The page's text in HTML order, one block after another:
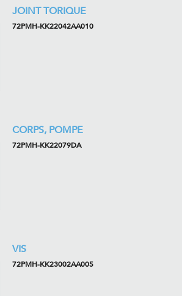
JOINT TORIQUE
72PMH-KK22042AA010
CORPS, POMPE
72PMH-KK22079DA
VIS
72PMH-KK23002AA005